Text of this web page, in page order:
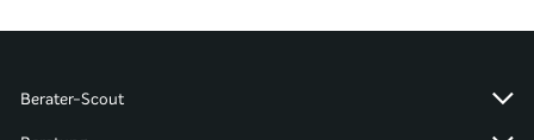
Berater-Scout